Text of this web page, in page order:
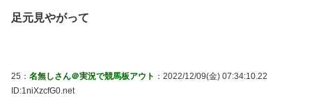
足元見やがって
25： 名無しさん＠実況で競馬板アウト ：2022/12/09(金) 07:34:10.22
ID:1niXzcfG0.net